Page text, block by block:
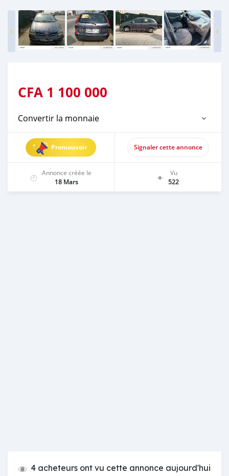
CFA 1 100 000
Convertir la monnaie
Promouvoir Signaler cette annonce
Annonce créée le
18 Mars
Vu
522
4 acheteurs ont vu cette annonce aujourd'hui